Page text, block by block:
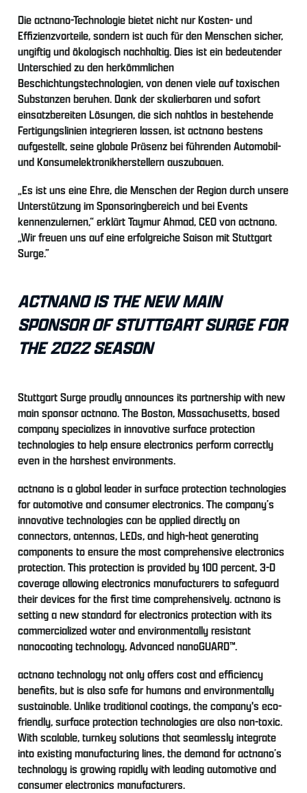
Die actnano-Technologie bietet nicht nur Kosten- und
Effizienzvorteile, sondern ist auch für den Menschen sicher,
ungiftig und ökologisch nachhaltig. Dies ist ein bedeutender
Unterschied zu den herkömmlichen
Beschichtungstechnologien, von denen viele auf toxischen
Substanzen beruhen. Dank der skalierbaren und sofort
einsatzbereiten Lösungen, die sich nahtlos in bestehende
Fertigungslinien integrieren lassen, ist actnano bestens
aufgestellt, seine globale Präsenz bei führenden Automobil-
und Konsumelektronikherstellern auszubauen.
„Es ist uns eine Ehre, die Menschen der Region durch unsere
Unterstützung im Sponsoringbereich und bei Events
kennenzulernen,“ erklärt Taymur Ahmad, CEO von actnano.
„Wir freuen uns auf eine erfolgreiche Saison mit Stuttgart
Surge.”
ACTNANO IS THE NEW MAIN
SPONSOR OF STUTTGART SURGE FOR
THE 2022 SEASON
Stuttgart Surge proudly announces its partnership with new
main sponsor actnano. The Boston, Massachusetts, based
company specializes in innovative surface protection
technologies to help ensure electronics perform correctly
even in the harshest environments.
actnano is a global leader in surface protection technologies
for automotive and consumer electronics. The company’s
innovative technologies can be applied directly on
connectors, antennas, LEDs, and high-heat generating
components to ensure the most comprehensive electronics
protection. This protection is provided by 100 percent, 3-D
coverage allowing electronics manufacturers to safeguard
their devices for the first time comprehensively. actnano is
setting a new standard for electronics protection with its
commercialized water and environmentally resistant
nanocoating technology, Advanced nanoGUARD™.
actnano technology not only offers cost and efficiency
benefits, but is also safe for humans and environmentally
sustainable. Unlike traditional coatings, the company's eco-
friendly, surface protection technologies are also non-toxic.
With scalable, turnkey solutions that seamlessly integrate
into existing manufacturing lines, the demand for actnano’s
technology is growing rapidly with leading automotive and
consumer electronics manufacturers.